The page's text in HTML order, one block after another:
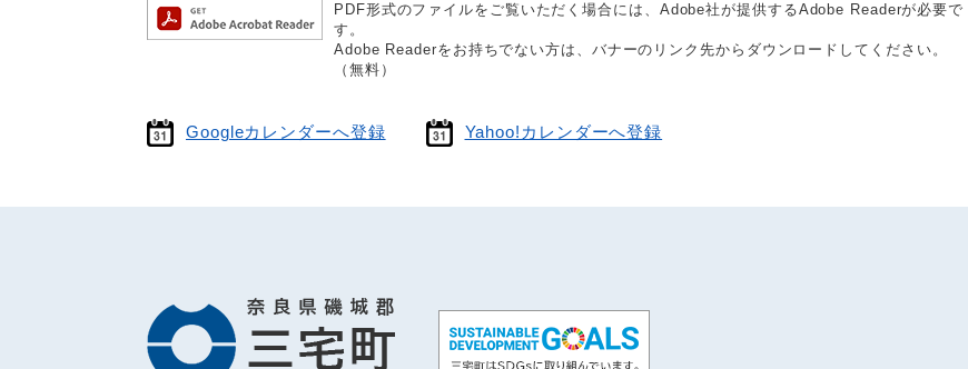
PDF形式のファイルをご覧いただく場合には、Adobe社が提供するAdobe Readerが必要で
す。
Adobe Readerをお持ちでない方は、バナーのリンク先からダウンロードしてください。
（無料）
Googleカレンダーへ登録 Yahoo!カレンダーへ登録